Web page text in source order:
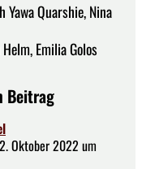
Yawa Quarshie, Nina
Emilia Golos
Beitrag
Oktober 2022 um